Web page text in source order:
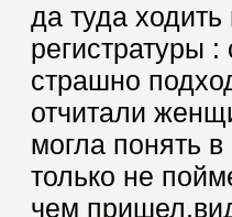
да туда
регистратуры
страшно
отчитали
могла понять
только не
чем